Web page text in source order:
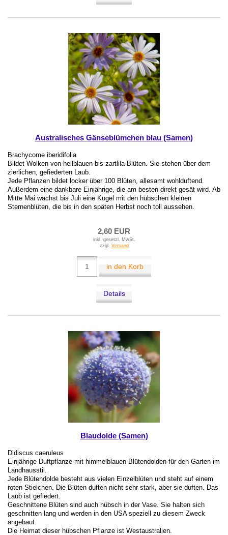
Australisches Gänseblümchen blau (Samen)
Brachycome iberidifolia
Bildet Wolken von hellblauen bis zartlila Blüten. Sie stehen über dem
zierlichen, gefiederten Laub.
Jede Pflanzen bildet locker über 100 Blüten, allesamt wohlduftend.
Außerdem eine dankbare Einjährige, die am besten direkt gesät wird. Ab
Mitte Mai wächst bis Juli eine Kugel mit den hübschen kleinen
Sternenblüten, die bis in den späten Herbst noch toll aussehen.
2,60 EUR
inkl. gesetzl. MwSt.
zzgl. Versand
in den Korb
Details
Blaudolde (Samen)
Didiscus caeruleus
Einjährige Duftpflanze mit himmelblauen Blütendolden für den Garten im
Landhausstil.
Jede Blütendolde besteht aus vielen Einzelblüten und steht auf einem
roten Stielchen. Die Blüten duften nicht sehr stark, aber sie duften. Das
Laub ist gefiedert.
Geschnittene Blüten sind auch hübsch in der Vase. Sie halten sich
geschnitten lang und werden in den USA speziell zu diesem Zweck
angebaut.
Die Heimat dieser hübschen Pflanze ist Westaustralien.